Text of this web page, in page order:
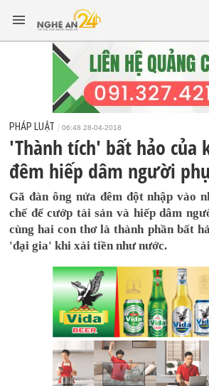
PHÁP LUẬT 06:48 28-04-2018
'Thành tích' bất hảo của
đêm hiếp dâm người
Gã đàn ông nửa đêm đột nhập vào
chế để cướp tài sản và hiếp dâm
cùng hai con thơ là thành phần bất
'đại gia' khi xài tiền như nước.